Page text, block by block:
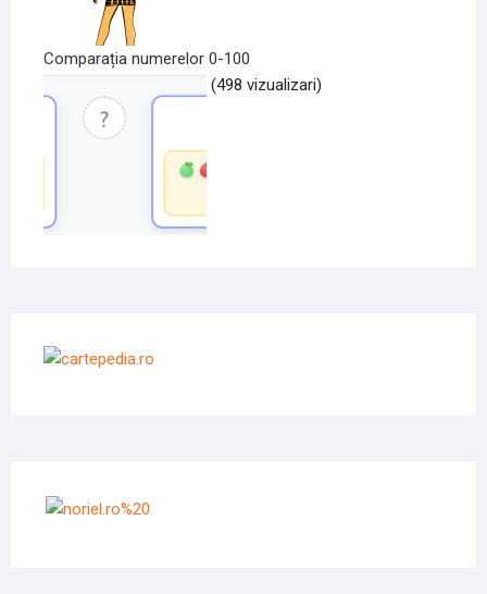
Comparația numerelor 0-100
(498 vizualizari)